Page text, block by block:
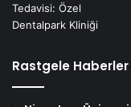
Rastgele Haberler